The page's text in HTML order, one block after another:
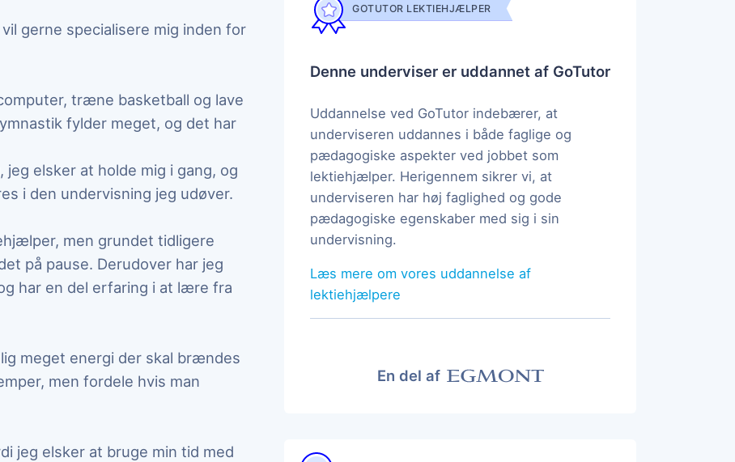
gerne specialisere mig inden for
træne basketball og lave
fylder meget, og det har
elsker at holde mig i gang, og
i den undervisning jeg udøver.
men grundet tidligere
på pause. Derudover har jeg
har en del erfaring i at lære fra
meget energi der skal brændes
men fordele hvis man
jeg elsker at bruge min tid med
GOTUTOR LEKTIEHJÆLPER
Denne underviser er uddannet af GoTutor
Uddannelse ved GoTutor indebærer, at
underviseren uddannes i både faglige og
pædagogiske aspekter ved jobbet som
lektiehjælper. Herigennem sikrer vi, at
underviseren har høj faglighed og gode
pædagogiske egenskaber med sig i sin
undervisning.
Læs mere om vores uddannelse af
lektiehjælpere
En del af